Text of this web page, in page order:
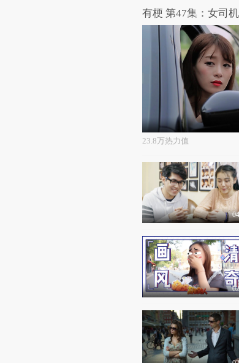
有梗 第47集：女司
23.8万热力值